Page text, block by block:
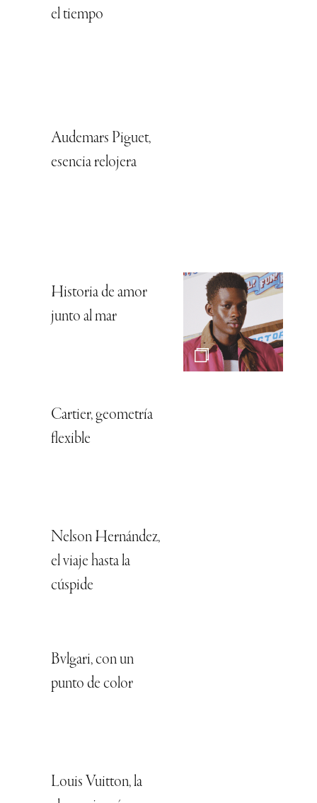
el tiempo
Audemars Piguet,
esencia relojera
Historia de amor
junto al mar
Cartier, geometría
flexible
Nelson Hernández,
el viaje hasta la
cúspide
Bvlgari, con un
punto de color
Louis Vuitton, la